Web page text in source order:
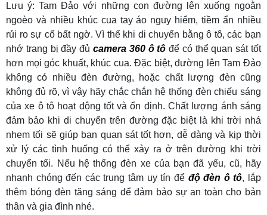
Lưu ý: Tam Đảo với những con đường lên xuống ngoằn
ngoèo và nhiều khúc cua tay áo nguy hiểm, tiềm ẩn nhiều
rủi ro sự cố bất ngờ. Vì thế khi di chuyển bằng ô tô, các bạn
nhớ trang bị đầy đủ camera 360 ô tô để có thể quan sát tốt
hơn mọi góc khuất, khúc cua. Đặc biệt, đường lên Tam Đảo
không có nhiều đèn đường, hoặc chất lượng đèn cũng
không đủ rõ, vì vậy hãy chắc chắn hệ thống đèn chiếu sáng
của xe ô tô hoạt động tốt và ổn định. Chất lượng ánh sáng
đảm bảo khi di chuyển trên đường đặc biệt là khi trời nhá
nhem tối sẽ giúp bạn quan sát tốt hơn, dễ dàng và kịp thời
xử lý các tình huống có thể xảy ra ở trên đường khi trời
chuyển tối. Nếu hệ thống đèn xe của bạn đã yếu, cũ, hãy
nhanh chóng đến các trung tâm uy tín để độ đèn ô tô, lắp
thêm bóng đèn tăng sáng để đảm bảo sự an toàn cho bản
thân và gia đình nhé.